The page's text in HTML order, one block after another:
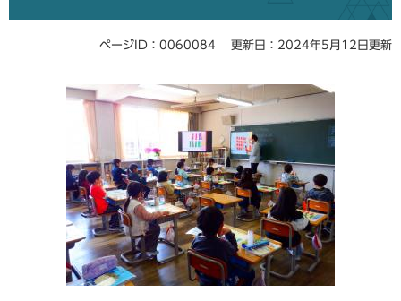
ページID：0060084 更新日：2024年5月12日更新